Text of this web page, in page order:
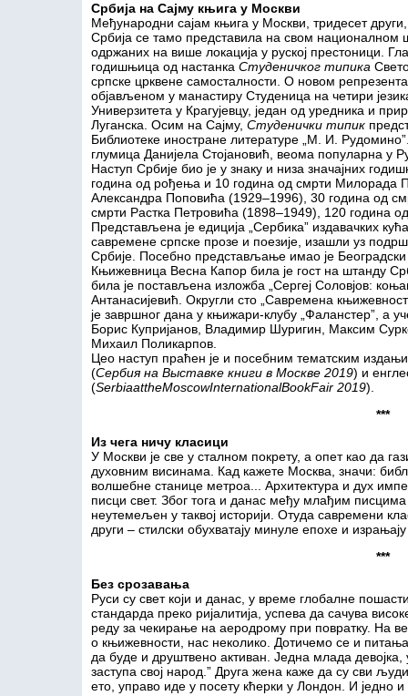
Србија на Сајму књига у Москви
Међународни сајам књига у Москви, тридесет
Србија се тамо представила на свом националном
одржаних на више локација у руској престоници.
годишњица од настанка Студеничког типика
српске црквене самосталности. О новом
објављеном у манастиру Студеница на четири
Универзитета у Крагујевцу, један од уредника и
Луганска. Осим на Сајму, Студенички типик
Библиотеке иностране литературе „М. И.
глумица Данијела Стојановић, веома популарна у
Наступ Србије био је у знаку и низа значајних
година од рођења и 10 година од смрти Милорада
Александра Поповића (1929–1996), 30 година од
смрти Растка Петровића (1898–1949), 120 година
Представљена је едиција „Сербика” издавачких
савремене српске прозе и поезије, изашли уз
Србије. Посебно представљање имао је Београдски
Књижевница Весна Капор била је гост на штанду
била је постављена изложба „Сергеј Соловјов:
Антанасијевић. Округли сто „Савремена
је завршног дана у књижари-клубу „Фаланстер”, а
Борис Купријанов, Владимир Шуригин, Максим
Михаил Поликарпов.
Цео наступ праћен је и посебним тематским
(Сербия на Выставке книги в Москве 2019) и
(SerbiaattheMoscowInternationalBookFair 2019).
***
Из чега ничу класици
У Москви је све у сталном покрету, а опет као да
духовним висинама. Кад кажете Москва, значи:
волшебне станице метроа... Архитектура и дух
писци свет. Због тога и данас међу млађим
неутемељен у таквој историји. Отуда савремени
други – стилски обухватају минуле епохе и
***
Без срозавања
Руси су свет који и данас, у време глобалне
стандарда преко ријалитија, успева да сачува
реду за чекирање на аеродрому при повратку. На
о књижевности, нас неколико. Дотичемо се и
да буде и друштвено активан. Једна млада
заступа свој народ.” Друга жена каже да су сви
ето, управо иде у посету кћерки у Лондон. И једно и